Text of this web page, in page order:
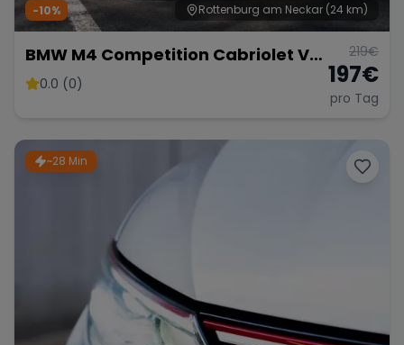
Rottenburg am Neckar (24 km)
-10%
BMW M4 Competition Cabriolet Vor
Opf!!!
0.0 (0)
219€
197€
pro Tag
~28 Min